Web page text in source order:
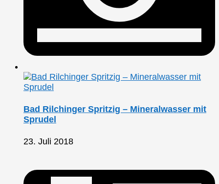
Bad Rilchinger Spritzig – Mineralwasser mit
Sprudel
23. Juli 2018